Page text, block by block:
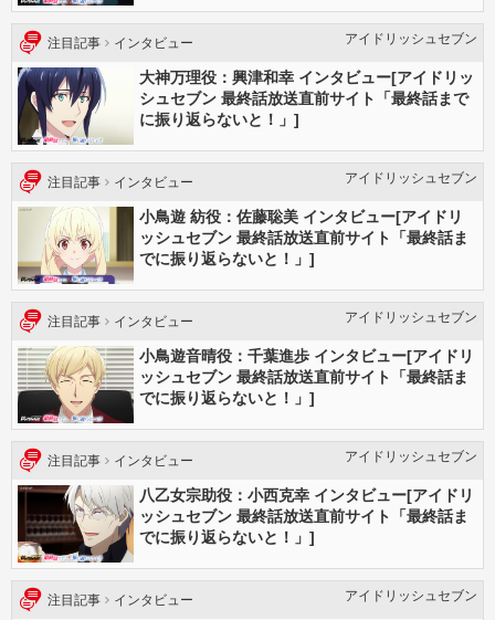
注目記事 インタビュー アイドリッシュセブン
大神万理役：興津和幸 インタビュー[アイドリッ
シュセブン 最終話放送直前サイト「最終話まで
に振り返らないと！」]
注目記事 インタビュー アイドリッシュセブン
小鳥遊 紡役：佐藤聡美 インタビュー[アイドリ
ッシュセブン 最終話放送直前サイト「最終話ま
でに振り返らないと！」]
注目記事 インタビュー アイドリッシュセブン
小鳥遊音晴役：千葉進歩 インタビュー[アイドリ
ッシュセブン 最終話放送直前サイト「最終話ま
でに振り返らないと！」]
注目記事 インタビュー アイドリッシュセブン
八乙女宗助役：小西克幸 インタビュー[アイドリ
ッシュセブン 最終話放送直前サイト「最終話ま
でに振り返らないと！」]
注目記事 インタビュー アイドリッシュセブン